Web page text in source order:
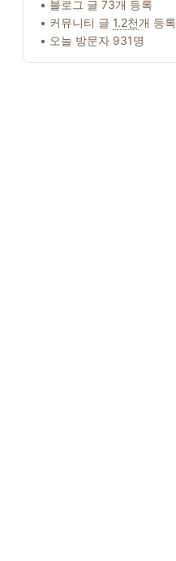
• 블로그 글 73개 등록
• 커뮤니티 글 1.2천개 등록
• 오늘 방문자 931명